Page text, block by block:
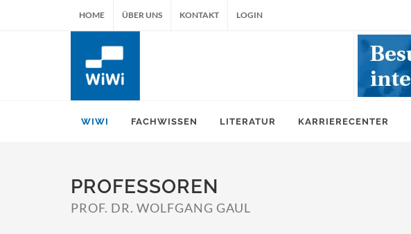
HOME ÜBER UNS KONTAKT LOGIN
WIWI FACHWISSEN LITERATUR KARRIERECENTER
PROFESSOREN
PROF. DR. WOLFGANG GAUL